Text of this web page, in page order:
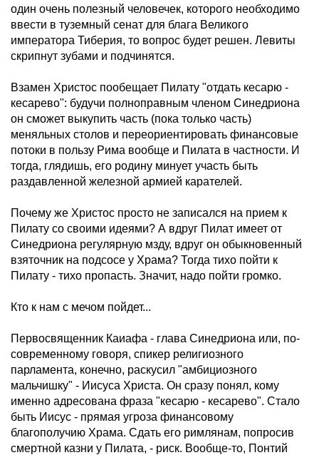
один очень полезный человечек, которого необходимо
ввести в туземный сенат для блага Великого
императора Тиберия, то вопрос будет решен. Левиты
скрипнут зубами и подчинятся.
Взамен Христос пообещает Пилату "отдать кесарю -
кесарево": будучи полноправным членом Синедриона
он сможет выкупить часть (пока только часть)
меняльных столов и переориентировать финансовые
потоки в пользу Рима вообще и Пилата в частности. И
тогда, глядишь, его родину минует участь быть
раздавленной железной армией карателей.
Почему же Христос просто не записался на прием к
Пилату со своими идеями? А вдруг Пилат имеет от
Синедриона регулярную мзду, вдруг он обыкновенный
взяточник на подсосе у Храма? Тогда тихо пойти к
Пилату - тихо пропасть. Значит, надо пойти громко.
Кто к нам с мечом пойдет...
Первосвященник Каиафа - глава Синедриона или, по-
современному говоря, спикер религиозного
парламента, конечно, раскусил "амбициозного
мальчишку" - Иисуса Христа. Он сразу понял, кому
именно адресована фраза "кесарю - кесарево". Стало
быть Иисус - прямая угроза финансовому
благополучию Храма. Сдать его римлянам, попросив
смертной казни у Пилата, - риск. Вообще-то, Понтий